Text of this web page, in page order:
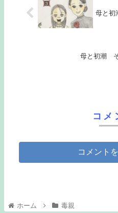
母と
母と初潮
コメ
コメント
ホーム 毒親